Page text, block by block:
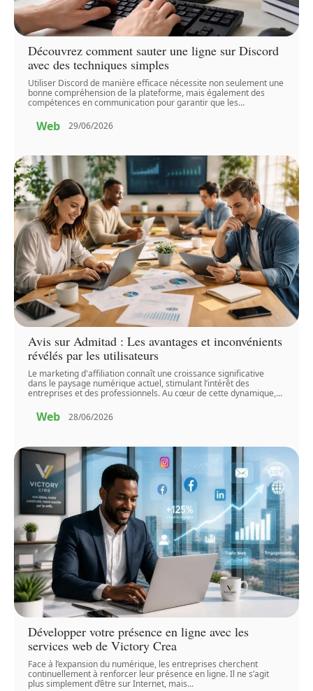
Découvrez comment sauter une ligne sur Discord
avec des techniques simples
Utiliser Discord de manière efficace nécessite non seulement une
bonne compréhension de la plateforme, mais également des
compétences en communication pour garantir que les…
Web 29/06/2026
Avis sur Admitad : Les avantages et inconvénients
révélés par les utilisateurs
Le marketing d'affiliation connaît une croissance significative
dans le paysage numérique actuel, stimulant l’intérêt des
entreprises et des professionnels. Au cœur de cette dynamique,…
Web 28/06/2026
Développer votre présence en ligne avec les
services web de Victory Crea
Face à l’expansion du numérique, les entreprises cherchent
continuellement à renforcer leur présence en ligne. Il ne s’agit
plus simplement d’être sur Internet, mais…